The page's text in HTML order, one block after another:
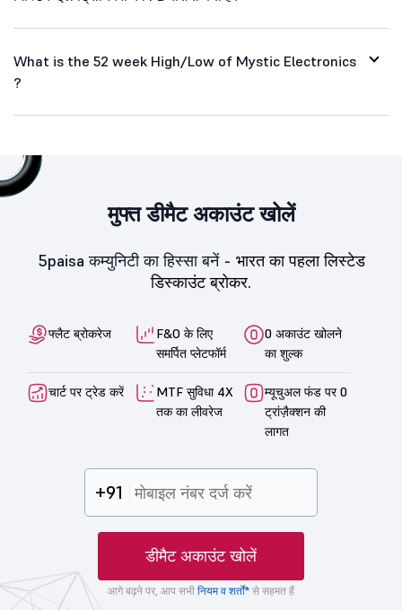
What is the 52 week High/Low of Mystic Electronics
?
मुफ्त डीमैट अकाउंट खोलें
5paisa कम्युनिटी का हिस्सा बनें - भारत का पहला लिस्टेड
डिस्काउंट ब्रोकर.
फ्लैट ब्रोकरेज
F&O के लिए
समर्पित प्लेटफॉर्म
0 अकाउंट खोलने
का शुल्क
चार्ट पर ट्रेड करें
MTF सुविधा 4X
तक का लीवरेज
म्यूचुअल फंड पर 0
ट्रांज़ैक्शन की
लागत
+91
डीमैट अकाउंट खोलें
आगे बढ़ने पर, आप सभी नियम व शर्तों* से सहमत हैं